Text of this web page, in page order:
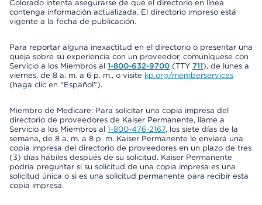
Colorado intenta asegurarse de que el directorio en línea
contenga información actualizada. El directorio impreso está
vigente a la fecha de publicación.
Para reportar alguna inexactitud en el directorio o presentar una
queja sobre su experiencia con un proveedor, comuníquese con
Servicio a los Miembros al 1-800-632-9700 (TTY 711), de lunes a
viernes, de 8 a. m. a 6 p. m., o visite kp.org/memberservices
(haga clic en “Español”).
Miembro de Medicare: Para solicitar una copia impresa del
directorio de proveedores de Kaiser Permanente, llame a
Servicio a los Miembros al 1-800-476-2167, los siete días de la
semana, de 8 a. m. a 8 p. m. Kaiser Permanente le enviará una
copia impresa del directorio de proveedores en un plazo de tres
(3) días hábiles después de su solicitud. Kaiser Permanente
podría preguntar si su solicitud de una copia impresa es una
solicitud única o si es una solicitud permanente para recibir esta
copia impresa.